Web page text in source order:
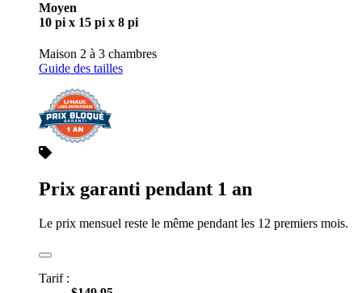
Moyen
10 pi x 15 pi x 8 pi
Maison 2 à 3 chambres
Guide des tailles
Prix garanti pendant 1 an
Le prix mensuel reste le même pendant les 12 premiers mois.
Tarif :